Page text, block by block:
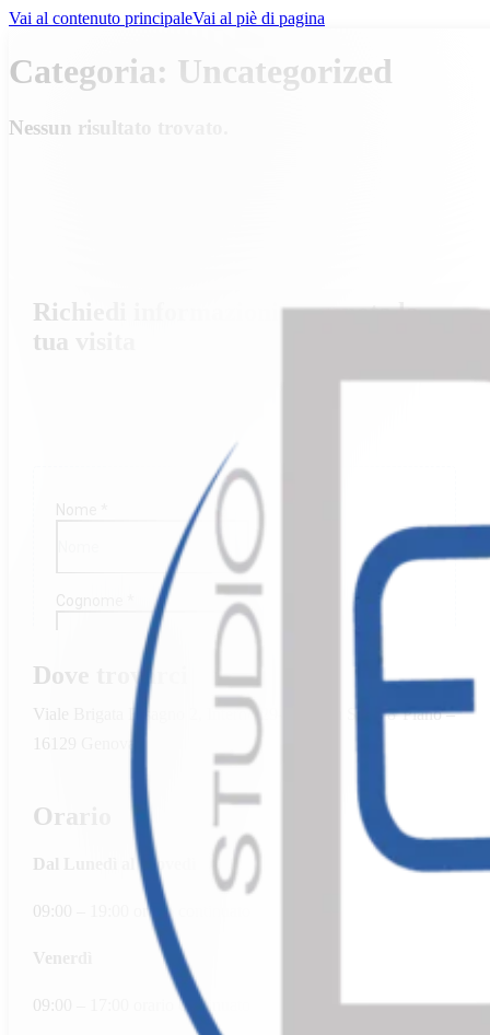
Vai al contenuto principaleVai al piè di pagina
Categoria: Uncategorized
Nessun risultato trovato.
Richiedi informazioni e prenota la
tua visita
Dove trovarci
Viale Brigata Bisagno 2, Interno 29-30 Scala SX – 8°Piano –
16129 Genova
Orario
Dal Lunedì al Giovedì
09:00 – 19:00 orario continuato
Venerdì
09:00 – 17:00 orario continuato